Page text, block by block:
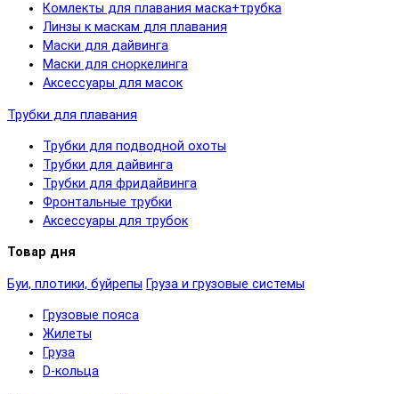
Комлекты для плавания маска+трубка
Линзы к маскам для плавания
Маски для дайвинга
Маски для сноркелинга
Аксессуары для масок
Трубки для плавания
Трубки для подводной охоты
Трубки для дайвинга
Трубки для фридайвинга
Фронтальные трубки
Аксессуары для трубок
Товар дня
Буи, плотики, буйрепы Груза и грузовые системы
Грузовые пояса
Жилеты
Груза
D-кольца